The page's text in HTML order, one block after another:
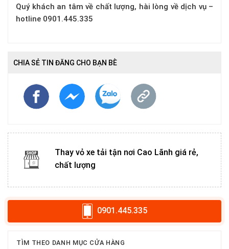
Quý khách an tâm về chất lượng, hài lòng về dịch vụ –
hotline 0901.445.335
CHIA SẺ TIN ĐĂNG CHO BẠN BÈ
Thay vỏ xe tải tận nơi Cao Lãnh giá rẻ,
chất lượng
0901.445.335
TÌM THEO DANH MỤC CỬA HÀNG